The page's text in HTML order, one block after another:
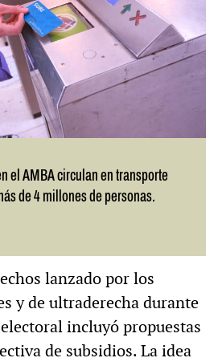
el AMBA circulan en transporte
de 4 millones de personas.
lanzado por los
y de ultraderecha durante
incluyó propuestas
de subsidios. La idea